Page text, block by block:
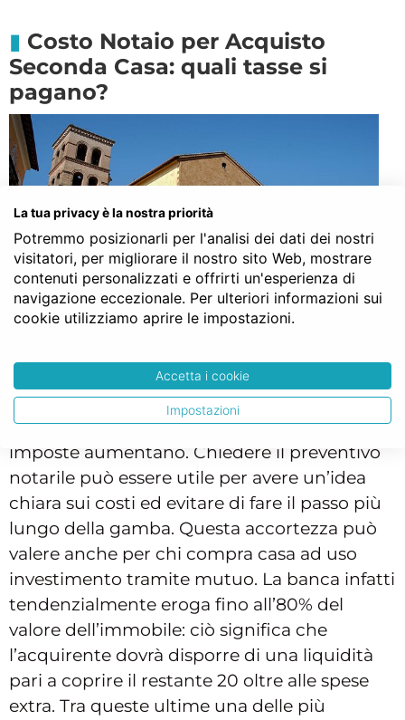
Costo Notaio per Acquisto
Seconda Casa: quali tasse si
pagano?
acquisti di seconde case in questa zona. Si
tratta infatti di un’area a vocazione turistica.
Nel caso di seconda casa i costi dell’atto e le
imposte aumentano. Chiedere il preventivo
notarile può essere utile per avere un’idea
chiara sui costi ed evitare di fare il passo più
lungo della gamba. Questa accortezza può
valere anche per chi compra casa ad uso
investimento tramite mutuo. La banca infatti
tendenzialmente eroga fino all’80% del
valore dell’immobile: ciò significa che
l’acquirente dovrà disporre di una liquidità
pari a coprire il restante 20 oltre alle spese
extra. Tra queste ultime una delle più
La tua privacy è la nostra priorità
Potremmo posizionarli per l'analisi dei dati dei nostri
visitatori, per migliorare il nostro sito Web, mostrare
contenuti personalizzati e offrirti un'esperienza di
navigazione eccezionale. Per ulteriori informazioni sui
cookie utilizziamo aprire le impostazioni.
Accetta i cookie
Impostazioni